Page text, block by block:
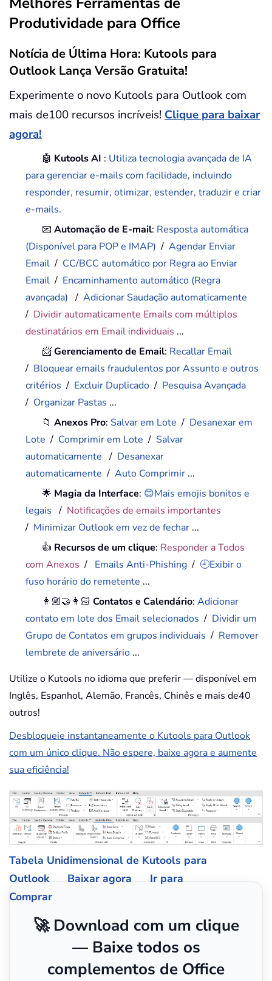
Produtividade para Office
Notícia de Última Hora: Kutools para
Outlook Lança Versão Gratuita!
Experimente o novo Kutools para Outlook com
mais de100 recursos incríveis! Clique para baixar
agora!
🤖 Kutools AI : Utiliza tecnologia avançada de IA
para gerenciar e-mails com facilidade, incluindo
responder, resumir, otimizar, estender, traduzir e criar
e-mails.
📧Automação de E-mail: Resposta automática
(Disponível para POP e IMAP) /Agendar Enviar
Email / CC/BCC automático por Regra ao Enviar
Email / Encaminhamento automático (Regra
avançada) /Adicionar Saudação automaticamente
/ Dividir automaticamente Emails com múltiplos
destinatários em Email individuais ...
📨Gerenciamento de Email: Recallar Email
/ Bloquear emails fraudulentos por Assunto e outros
critérios / Excluir Duplicado / Pesquisa Avançada
/ Organizar Pastas ...
📁Anexos Pro: Salvar em Lote / Desanexar em
Lote / Comprimir em Lote / Salvar
automaticamente / Desanexar
automaticamente /Auto Comprimir ...
🌟 Magia da Interface: 😊Mais emojis bonitos e
legais / Notificações de emails importantes
/ Minimizar Outlook em vez de fechar ...
👍 Recursos de um clique: Responder a Todos
com Anexos / Emails Anti-Phishing / 🕘Exibir o
fuso horário do remetente ...
👩🏼‍🤝‍👩🏻Contatos e Calendário:Adicionar
contato em lote dos Email selecionados / Dividir um
Grupo de Contatos em grupos individuais / Remover
lembrete de aniversário ...
Utilize o Kutools no idioma que preferir — disponível em
Inglês, Espanhol, Alemão, Francês, Chinês e mais de40
outros!
Desbloqueie instantaneamente o Kutools para Outlook
com um único clique. Não espere, baixe agora e aumente
sua eficiência!
Tabela Unidimensional de Kutools para
Outlook
Baixar agora
Ir para
Comprar
🚀 Download com um clique
— Baixe todos os
complementos de Office